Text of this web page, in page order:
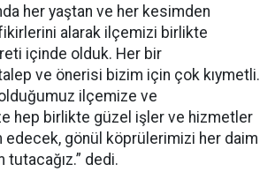
her yaştan ve her kesimden
fikirlerini alarak ilçemizi birlikte
içinde olduk. Her bir
talep ve önerisi bizim için çok kıymetli.
ilçemize ve
hep birlikte güzel işler ve hizmetler
edecek, gönül köprülerimizi her daim
dedi.